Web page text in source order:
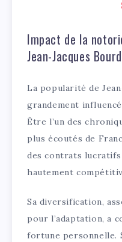
Impact de la
Jean-Jacques
La popularité de
grandement
Être l’un des
plus écoutés de
des contrats
hautement
Sa diversification,
pour l’adaptation, a
fortune personnelle.